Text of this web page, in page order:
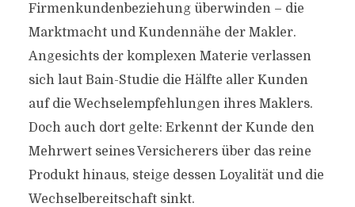
Firmenkundenbeziehung überwinden – die
Marktmacht und Kundennähe der Makler.
Angesichts der komplexen Materie verlassen
sich laut Bain-Studie die Hälfte aller Kunden
auf die Wechselempfehlungen ihres Maklers.
Doch auch dort gelte: Erkennt der Kunde den
Mehrwert seines Versicherers über das reine
Produkt hinaus, steige dessen Loyalität und die
Wechselbereitschaft sinkt.